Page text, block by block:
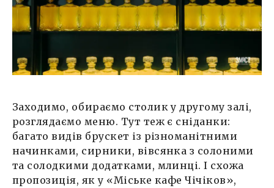
Заходимо, обираємо столик у другому залі,
розглядаємо меню. Тут теж є сніданки:
багато видів брускет із різноманітними
начинками, сирники, вівсянка з солоними
та солодкими додатками, млинці. І схожа
пропозиція, як у «Міське кафе Чічіков»,